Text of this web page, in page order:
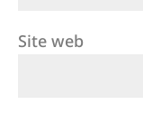
Site web